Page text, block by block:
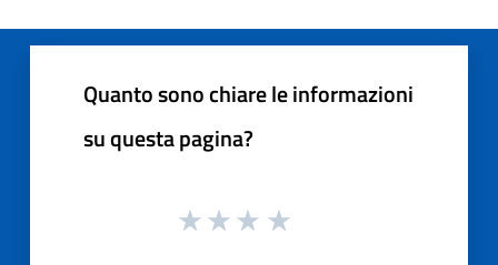
Quanto sono chiare le informazioni
su questa pagina?